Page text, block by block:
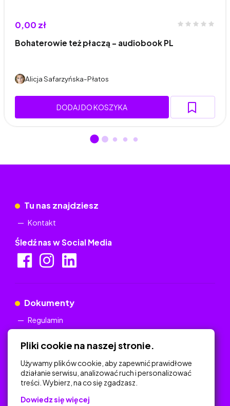
0,00 zł
Bohaterowie też płaczą - audiobook PL
Alicja Safarzyńska-Płatos
DODAJ DO KOSZYKA
Tu nas znajdziesz
Kontakt
Śledź nas w Social Media
Dokumenty
Regulamin
Na skróty
Polityka Prywatności
Pliki cookie na naszej stronie.
Używamy plików cookie, aby zapewnić prawidłowe
działanie serwisu, analizować ruch i personalizować
treści. Wybierz, na co się zgadzasz.
Dowiedz się więcej